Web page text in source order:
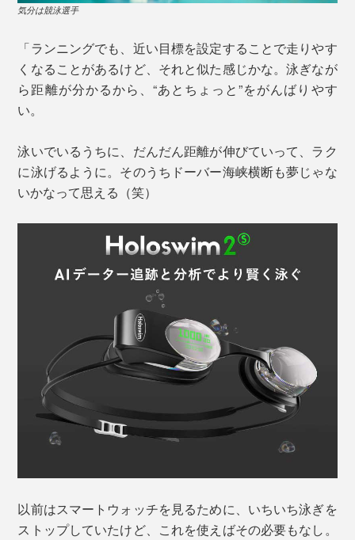
気分は競泳選手
「ランニングでも、近い目標を設定することで走りやす
くなることがあるけど、それと似た感じかな。泳ぎなが
ら距離が分かるから、“あとちょっと”をがんばりやす
い。
泳いでいるうちに、だんだん距離が伸びていって、ラク
に泳げるように。そのうちドーバー海峡横断も夢じゃな
いかなって思える（笑）
以前はスマートウォッチを見るために、いちいち泳ぎを
ストップしていたけど、これを使えばその必要もなし。